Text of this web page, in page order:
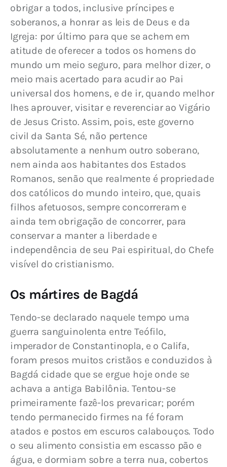
obrigar a todos, inclusive príncipes e
soberanos, a honrar as leis de Deus e da
Igreja: por último para que se achem em
atitude de oferecer a todos os homens do
mundo um meio seguro, para melhor dizer, o
meio mais acertado para acudir ao Pai
universal dos homens, e de ir, quando melhor
lhes aprouver, visitar e reverenciar ao Vigário
de Jesus Cristo. Assim, pois, este governo
civil da Santa Sé, não pertence
absolutamente a nenhum outro soberano,
nem ainda aos habitantes dos Estados
Romanos, senão que realmente é propriedade
dos católicos do mundo inteiro, que, quais
filhos afetuosos, sempre concorreram e
ainda tem obrigação de concorrer, para
conservar a manter a liberdade e
independência de seu Pai espiritual, do Chefe
visível do cristianismo.
Os mártires de Bagdá
Tendo-se declarado naquele tempo uma
guerra sanguinolenta entre Teófilo,
imperador de Constantinopla, e o Califa,
foram presos muitos cristãos e conduzidos à
Bagdá cidade que se ergue hoje onde se
achava a antiga Babilônia. Tentou-se
primeiramente fazê-los prevaricar; porém
tendo permanecido firmes na fé foram
atados e postos em escuros calabouços. Todo
o seu alimento consistia em escasso pão e
água, e dormiam sobre a terra nua, cobertos